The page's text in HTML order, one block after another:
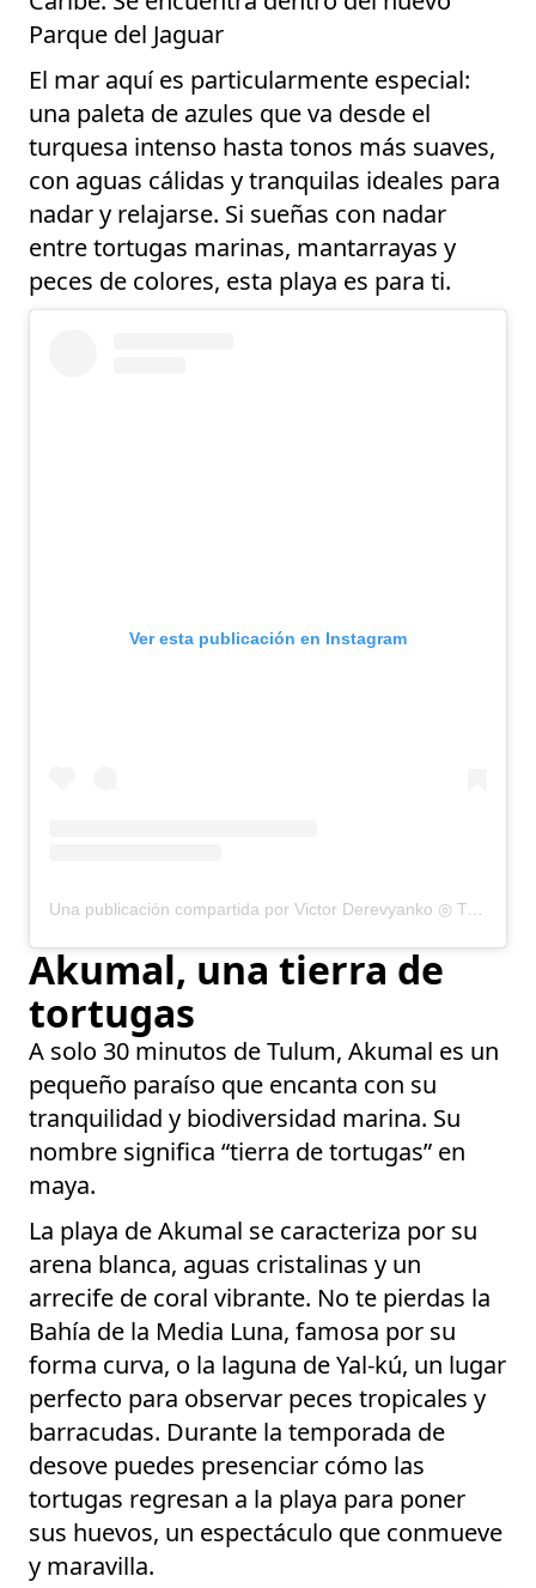
Parque del Jaguar
El mar aquí es particularmente especial:
una paleta de azules que va desde el
turquesa intenso hasta tonos más suaves,
con aguas cálidas y tranquilas ideales para
nadar y relajarse. Si sueñas con nadar
entre tortugas marinas, mantarrayas y
peces de colores, esta playa es para ti.
Ver esta publicación en Instagram
Akumal, una tierra de
tortugas
A solo 30 minutos de Tulum, Akumal es un
pequeño paraíso que encanta con su
tranquilidad y biodiversidad marina. Su
nombre significa “tierra de tortugas” en
maya.
La playa de Akumal se caracteriza por su
arena blanca, aguas cristalinas y un
arrecife de coral vibrante. No te pierdas la
Bahía de la Media Luna, famosa por su
forma curva, o la laguna de Yal-kú, un lugar
perfecto para observar peces tropicales y
barracudas. Durante la temporada de
desove puedes presenciar cómo las
tortugas regresan a la playa para poner
sus huevos, un espectáculo que conmueve
y maravilla.